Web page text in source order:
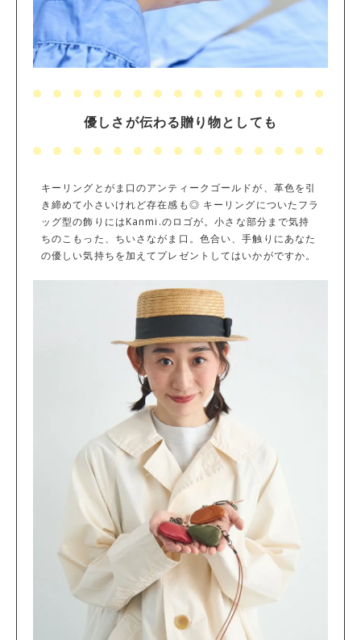
優しさが伝わる贈り物としても
キーリングとがま口のアンティークゴールドが、革色を引
き締めて小さいけれど存在感も◎ キーリングについたフラ
ッグ型の飾りにはKanmi.のロゴが。小さな部分まで気持
ちのこもった、ちいさながま口。色合い、手触りにあなた
の優しい気持ちを加えてプレゼントしてはいかがですか。